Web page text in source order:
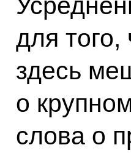
для
здесь
о
слова о